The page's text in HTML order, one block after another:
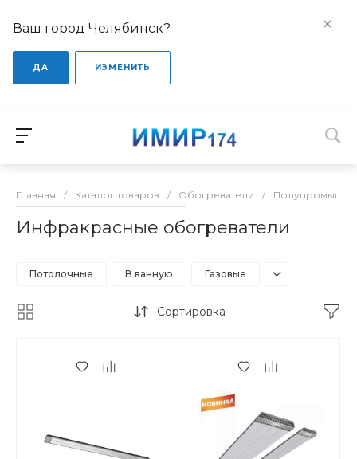
Ваш город Челябинск?
ДА ИЗМЕНИТЬ
Главная / Каталог товаров / Обогреватели /
Инфракрасные обогреватели
Потолочные В ванную Газовые
Сортировка